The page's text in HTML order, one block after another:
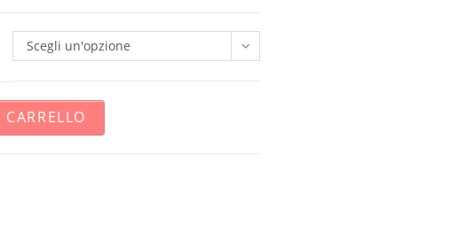
Scegli un'opzione